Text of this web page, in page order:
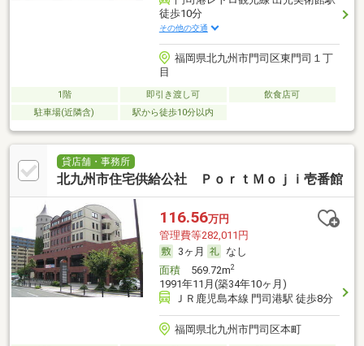
徒歩10分
その他の交通
福岡県北九州市門司区東門司１丁
目
1階 即引き渡し可
飲食店可
駐車場(近隣含)
駅から徒歩10分以内
貸店舗・事務所
北九州市住宅供給公社 ＰｏｒｔＭｏｊｉ壱番館
116.56万円
管理費等282,011円
3ヶ月
なし
面積569.72m2
1991年11月(築34年10ヶ月)
ＪＲ鹿児島本線 門司港駅 徒歩8分
福岡県北九州市門司区本町